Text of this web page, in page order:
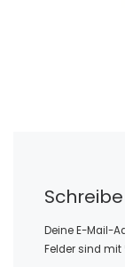
Deine E-Mail-
Felder sind mit